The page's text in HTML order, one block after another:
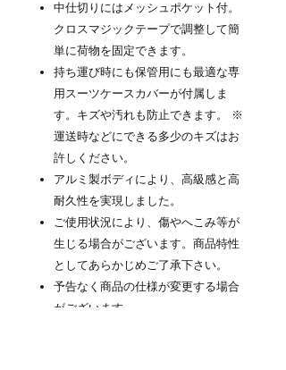
中仕切りにはメッシュポケット付。
クロスマジックテープで調整して簡
単に荷物を固定できます。
持ち運び時にも保管用にも最適な専
用スーツケースカバーが付属しま
す。キズや汚れも防止できます。 ※
運送時などにできる多少のキズはお
許しください。
アルミ製ボディにより、高級感と高
耐久性を実現しました。
ご使用状況により、傷やへこみ等が
生じる場合がございます。商品特性
としてあらかじめご了承下さい。
予告なく商品の仕様が変更する場合
がございます